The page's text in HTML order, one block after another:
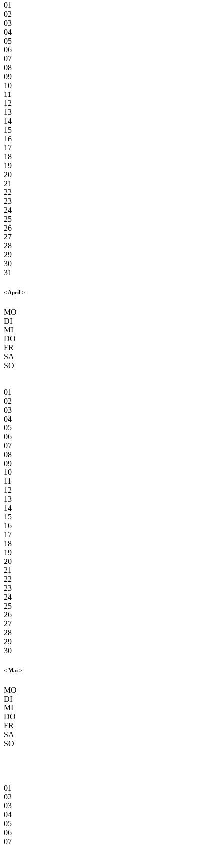
01
02
03
04
05
06
07
08
09
10
11
12
13
14
15
16
17
18
19
20
21
22
23
24
25
26
27
28
29
30
31
< April >
MO
DI
MI
DO
FR
SA
SO
01
02
03
04
05
06
07
08
09
10
11
12
13
14
15
16
17
18
19
20
21
22
23
24
25
26
27
28
29
30
< Mai >
MO
DI
MI
DO
FR
SA
SO
01
02
03
04
05
06
07